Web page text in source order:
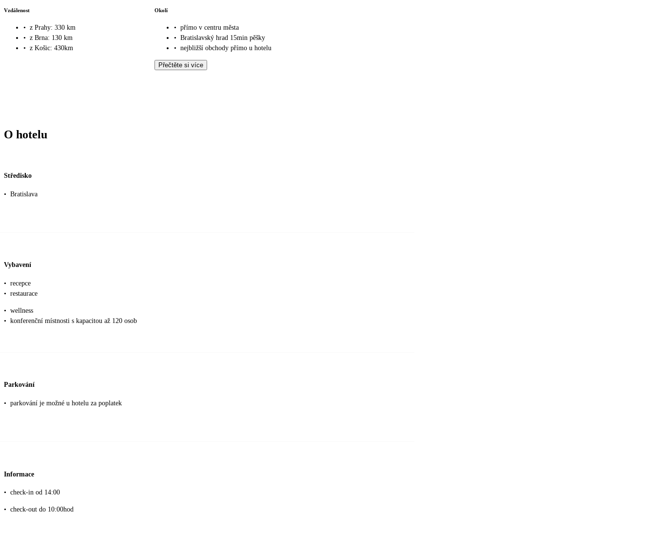
Vzdálenost
• z Prahy: 330 km
• z Brna: 130 km
• z Košic: 430km
Okolí
• přímo v centru města
• Bratislavský hrad 15min pěšky
• nejbližší obchody přímo u hotelu
Přečtěte si více
O hotelu
Středisko
• Bratislava
Vybavení
• recepce
• restaurace
• wellness
• konferenční místnosti s kapacitou až 120 osob
Parkování
• parkování je možné u hotelu za poplatek
Informace
• check-in od 14:00
• check-out do 10:00hod